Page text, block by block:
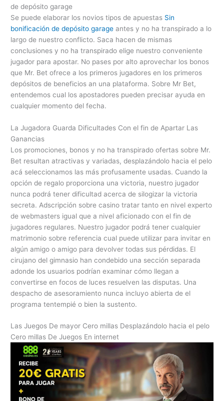
de depósito garage
Se puede elaborar los novios tipos de apuestas Sin
bonificación de depósito garage antes y no ha transpirado a lo
largo de nuestro conflicto. Saca hacen de mismas
conclusiones y no ha transpirado elige nuestro conveniente
jugador para apostar. No pases por alto aprovechar los bonos
que Mr. Bet ofrece a los primeros jugadores en los primeros
depósitos de beneficios an una plataforma. Sobre Mr Bet,
entendemos cual los apostadores pueden precisar ayuda en
cualquier momento del fecha.
La Jugadora Guarda Dificultades Con el fin de Apartar Las
Ganancias
Los promociones, bonos y no ha transpirado ofertas sobre Mr.
Bet resultan atractivas y variadas, desplazándolo hacia el pelo
acá seleccionamos las más profusamente usadas. Cuando la
opción de regalo proporciona una victoria, nuestro jugador
nunca podrá tener dificultad acerca de silogizar la victoria
secreta. Adscripción sobre casino tratar tanto en nivel experto
de webmasters igual que a nivel aficionado con el fin de
jugadores regulares. Nuestro jugador podrá tener cualquier
matrimonio sobre referencia cual puede utilizar para invitar en
algún amigo o amigo para devolver todas sus pérdidas. El
cirujano del gimnasio han condebido una sección separada
adonde los usuarios podrían examinar cómo llegan a
convertirse en focos de luces resuelven las disputas. Una
despacho de asesoramiento nunca incluyo abierta de el
programa tentempié o bien la sustento.
Las Juegos De mayor Cero millas Desplazándolo hacia el pelo
Cero millas De Juegos En internet